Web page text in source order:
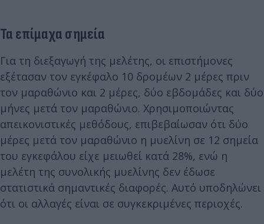
Τα επίμαχα σημεία
Για τη διεξαγωγή της μελέτης, οι επιστήμονες
εξέτασαν τον εγκέφαλο 10 δρομέων 2 μέρες πριν
τον μαραθώνιο και 2 μέρες, δύο εβδομάδες και δύο
μήνες μετά τον μαραθώνιο. Χρησιμοποιώντας
απεικονιστικές μεθόδους, επιβεβαίωσαν ότι δύο
μέρες μετά τον μαραθώνιο η μυελίνη σε 12 σημεία
του εγκεφάλου είχε μειωθεί κατά 28%, ενώ η
μελέτη της συνολικής μυελίνης δεν έδωσε
στατιστικά σημαντικές διαφορές. Αυτό υποδηλώνει
ότι οι αλλαγές είναι σε συγκεκριμένες περιοχές.